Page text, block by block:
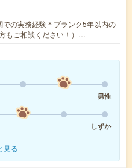
の実務経験＊ブランク5年以内の
もご相談ください！）…
男性
しずか
見る